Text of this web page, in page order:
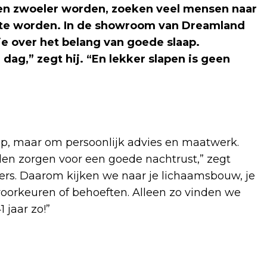
zwoeler worden, zoeken veel mensen naar
worden. In de showroom van Dreamland
over het belang van goede slaap.
zegt hij. “En lekker slapen is geen
maar om persoonlijk advies en maatwerk.
zorgen voor een goede nachtrust,” zegt
Daarom kijken we naar je lichaamsbouw, je
of behoeften. Alleen zo vinden we
jaar zo!”